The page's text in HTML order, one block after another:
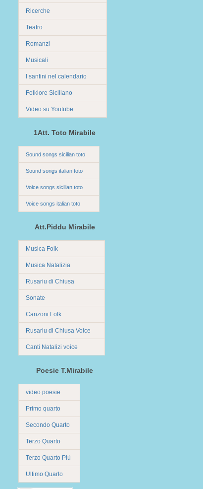
Ricerche
Teatro
Romanzi
Musicali
I santini nel calendario
Folklore Siciliano
Video su Youtube
1Att. Toto Mirabile
Sound songs sicilian toto
Sound songs italian toto
Voice songs sicilian toto
Voice songs italian toto
Att.Piddu Mirabile
Musica Folk
Musica Natalizia
Rusariu di Chiusa
Sonate
Canzoni Folk
Rusariu di Chiusa Voice
Canti Natalizi voice
Poesie T.Mirabile
video poesie
Primo quarto
Secondo Quarto
Terzo Quarto
Terzo Quarto Più
Ultimo Quarto